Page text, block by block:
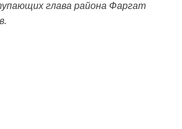
глава района Фаргат